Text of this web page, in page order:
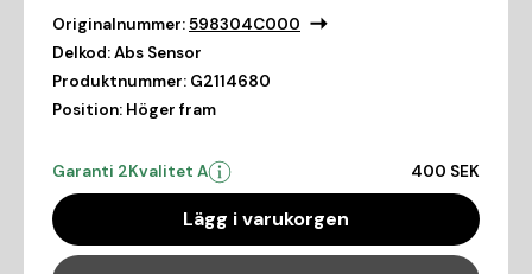
Originalnummer:598304C000
Delkod:Abs Sensor
Produktnummer: G2114680
Position: Höger fram
Garanti 2Kvalitet A 400 SEK
Lägg i varukorgen